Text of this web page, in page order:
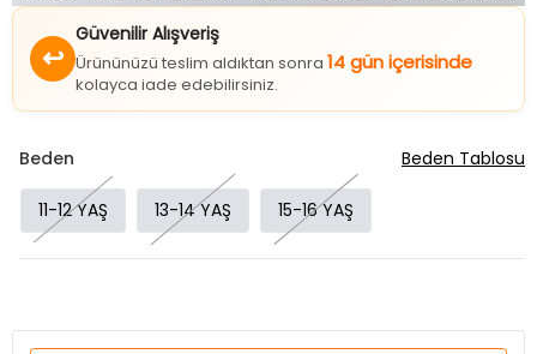
↩
Güvenilir Alışveriş
Ürününüzü teslim aldıktan sonra 14 gün içerisinde
kolayca iade edebilirsiniz.
Beden
11-12 YAŞ 13-14 YAŞ 15-16 YAŞ
Beden Tablosu